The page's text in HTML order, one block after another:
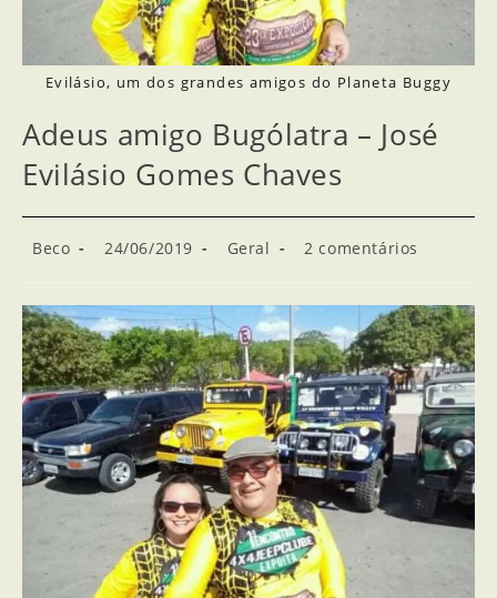
Evilásio, um dos grandes amigos do Planeta Buggy
Adeus amigo Bugólatra – José
Evilásio Gomes Chaves
Beco 24/06/2019 Geral 2 comentários